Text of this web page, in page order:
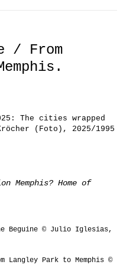
/ From
The cities wrapped
(Foto), 2025/1995
Home of
Beguine © Julio Iglesias,
Park to Memphis ©